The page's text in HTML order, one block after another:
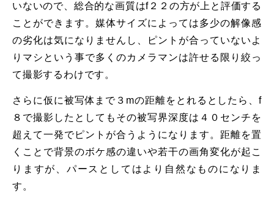
いないので、総合的な画質はf２２の方が上と評価する
ことができます。媒体サイズによっては多少の解像感
の劣化は気になりませんし、ピントが合っていないよ
りマシという事で多くのカメラマンは許せる限り絞っ
て撮影するわけです。
さらに仮に被写体まで３mの距離をとれるとしたら、f
８で撮影したとしてもその被写界深度は４０センチを
超えて一発でピントが合うようになります。距離を置
くことで背景のボケ感の違いや若干の画角変化が起こ
りますが、パースとしてはより自然なものになりま
す。